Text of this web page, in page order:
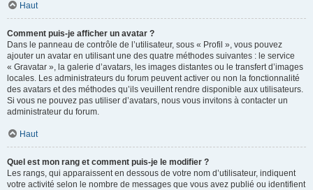
Haut
Comment puis-je afficher un avatar ?
Dans le panneau de contrôle de l’utilisateur, sous « Profil », vous pouvez
ajouter un avatar en utilisant une des quatre méthodes suivantes : le service
« Gravatar », la galerie d’avatars, les images distantes ou le transfert d’images
locales. Les administrateurs du forum peuvent activer ou non la fonctionnalité
des avatars et des méthodes qu’ils veuillent rendre disponible aux utilisateurs.
Si vous ne pouvez pas utiliser d’avatars, nous vous invitons à contacter un
administrateur du forum.
Haut
Quel est mon rang et comment puis-je le modifier ?
Les rangs, qui apparaissent en dessous de votre nom d’utilisateur, indiquent
votre activité selon le nombre de messages que vous avez publié ou identifient